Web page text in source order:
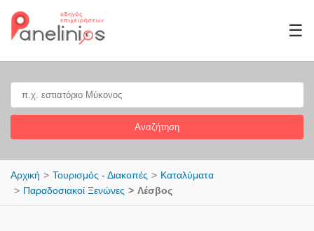
☰
Αναζήτηση
Αρχική Τουρισμός - Διακοπές
Καταλύματα
Παραδοσιακοί Ξενώνες
Λέσβος